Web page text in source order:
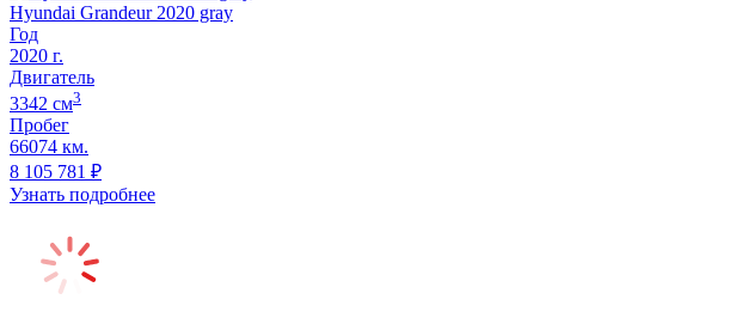
Hyundai Grandeur 2020 gray
Год
2020 г.
Двигатель
3342 cм3
Пробег
66074 км.
8 105 781 ₽
Узнать подробнее